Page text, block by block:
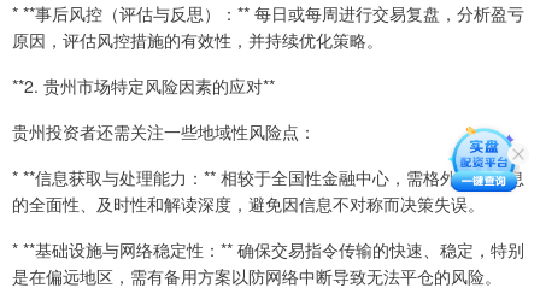
* **事后风控（评估与反思）：** 每日或每周进行交易复盘，分析盈亏
原因，评估风控措施的有效性，并持续优化策略。
**2. 贵州市场特定风险因素的应对**
贵州投资者还需关注一些地域性风险点：
* **信息获取与处理能力：** 相较于全国性金融中心，需格外注意信息
的全面性、及时性和解读深度，避免因信息不对称而决策失误。
* **基础设施与网络稳定性：** 确保交易指令传输的快速、稳定，特别
是在偏远地区，需有备用方案以防网络中断导致无法平仓的风险。